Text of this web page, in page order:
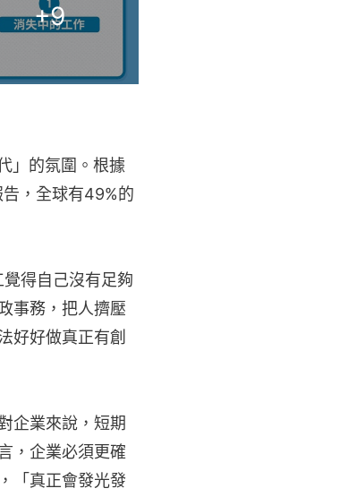
+9
」的氛圍。根據
，全球有49%的
得自己沒有足夠
事務，把人擠壓
好好做真正有創
企業來說，短期
，企業必須更確
「真正會發光發